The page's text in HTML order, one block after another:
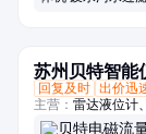
苏州贝特智能
回复及时 出价迅
主营： 雷达液位计
街流量计、金属